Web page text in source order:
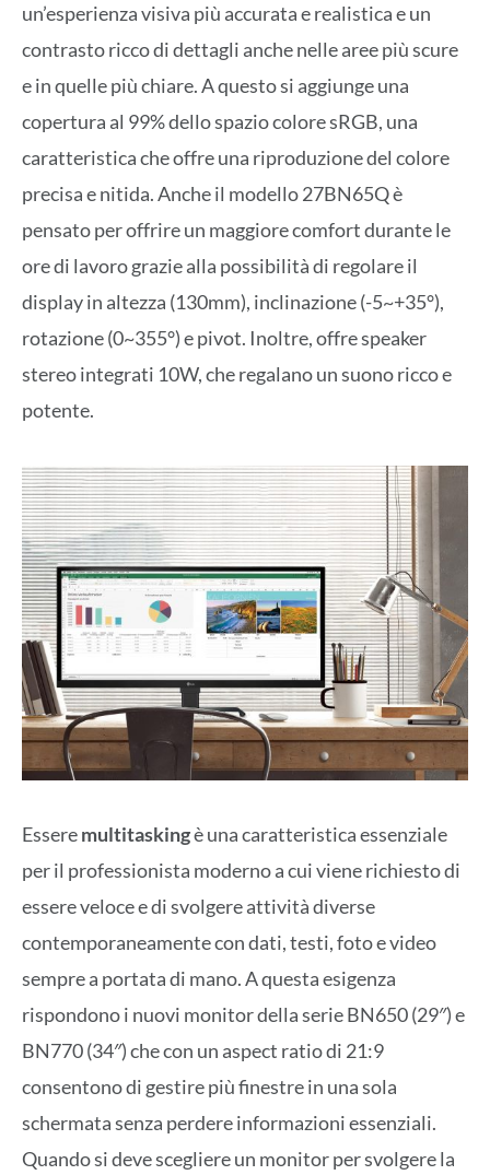
un’esperienza visiva più accurata e realistica e un
contrasto ricco di dettagli anche nelle aree più scure
e in quelle più chiare. A questo si aggiunge una
copertura al 99% dello spazio colore sRGB, una
caratteristica che offre una riproduzione del colore
precisa e nitida. Anche il modello 27BN65Q è
pensato per offrire un maggiore comfort durante le
ore di lavoro grazie alla possibilità di regolare il
display in altezza (130mm), inclinazione (-5~+35°),
rotazione (0~355°) e pivot. Inoltre, offre speaker
stereo integrati 10W, che regalano un suono ricco e
potente.
Esseremultitaskingè una caratteristica essenziale
per il professionista moderno a cui viene richiesto di
essere veloce e di svolgere attività diverse
contemporaneamente con dati, testi, foto e video
sempre a portata di mano. A questa esigenza
rispondono i nuovi monitor della serie BN650 (29″) e
BN770 (34″) che con un aspect ratio di 21:9
consentono di gestire più finestre in una sola
schermata senza perdere informazioni essenziali.
Quando si deve scegliere un monitor per svolgere la